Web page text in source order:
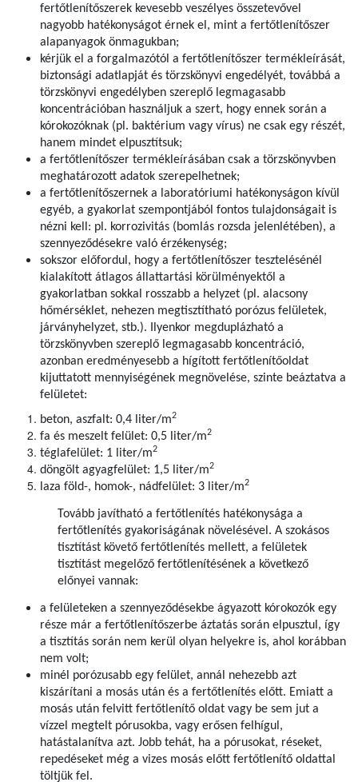
fertőtlenítőszerek kevesebb veszélyes összetevővel
nagyobb hatékonyságot érnek el, mint a fertőtlenítőszer
alapanyagok önmagukban;
kérjük el a forgalmazótól a fertőtlenítőszer termékleírását,
biztonsági adatlapját és törzskönyvi engedélyét, továbbá a
törzskönyvi engedélyben szereplő legmagasabb
koncentrációban használjuk a szert, hogy ennek során a
kórokozóknak (pl. baktérium vagy vírus) ne csak egy részét,
hanem mindet elpusztítsuk;
a fertőtlenítőszer termékleírásában csak a törzskönyvben
meghatározott adatok szerepelhetnek;
a fertőtlenítőszernek a laboratóriumi hatékonyságon kívül
egyéb, a gyakorlat szempontjából fontos tulajdonságait is
nézni kell: pl. korrozivitás (bomlás rozsda jelenlétében), a
szennyeződésekre való érzékenység;
sokszor előfordul, hogy a fertőtlenítőszer tesztelésénél
kialakított átlagos állattartási körülményektől a
gyakorlatban sokkal rosszabb a helyzet (pl. alacsony
hőmérséklet, nehezen megtisztítható porózus felületek,
járványhelyzet, stb.). Ilyenkor megduplázható a
törzskönyvben szereplő legmagasabb koncentráció,
azonban eredményesebb a hígított fertőtlenítőoldat
kijuttatott mennyiségének megnövelése, szinte beáztatva a
felületet:
beton, aszfalt: 0,4 liter/m2
fa és meszelt felület: 0,5 liter/m2
téglafelület: 1 liter/m2
döngölt agyagfelület: 1,5 liter/m2
laza föld-, homok-, nádfelület: 3 liter/m2
Tovább javítható a fertőtlenítés hatékonysága a
fertőtlenítés gyakoriságának növelésével. A szokásos
tisztítást követő fertőtlenítés mellett, a felületek
tisztítást megelőző fertőtlenítésének a következő
előnyei vannak:
a felületeken a szennyeződésekbe ágyazott kórokozók egy
része már a fertőtlenítőszerbe áztatás során elpusztul, így
a tisztítás során nem kerül olyan helyekre is, ahol korábban
nem volt;
minél porózusabb egy felület, annál nehezebb azt
kiszárítani a mosás után és a fertőtlenítés előtt. Emiatt a
mosás után felvitt fertőtlenítő oldat vagy be sem jut a
vízzel megtelt pórusokba, vagy erősen felhígul,
hatástalanítva azt. Jobb tehát, ha a pórusokat, réseket,
repedéseket még a vizes mosás előtt fertőtlenítő oldattal
töltjük fel.